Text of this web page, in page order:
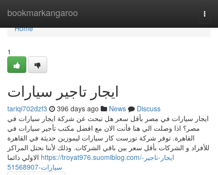
bookmarkangaroo
Home
Home
1
ايجار تاجير سيارات
tariqi702dzf3 396 days ago News
Discuss
ايجار سيارات في مصر بأقل سعر هل تبحث عن شركة ايجار سيارات في
مصر؟ اذا وصلت الي هنا فأنت الان مع افضل مكتب تأجير سيارات في
القاهرة. توفر شركة تورست كار سيارات ليموزين حديثة في القاهرة
للأفراد و الشركات بأقل سعر بين باقي الشركات. وذلك لأننا نحتل المراكز
https://troyat976.suomiblog.com/ايجار-تاجير-
سيارات-51568907